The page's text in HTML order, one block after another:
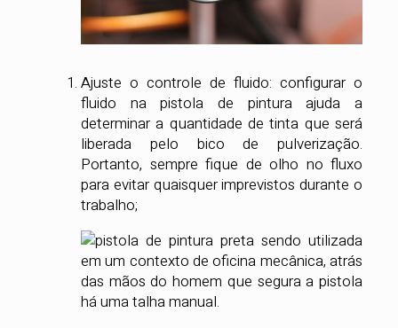
Ajuste o controle de fluido: configurar o
fluido na pistola de pintura ajuda a
determinar a quantidade de tinta que será
liberada pelo bico de pulverização.
Portanto, sempre fique de olho no fluxo
para evitar quaisquer imprevistos durante o
trabalho;